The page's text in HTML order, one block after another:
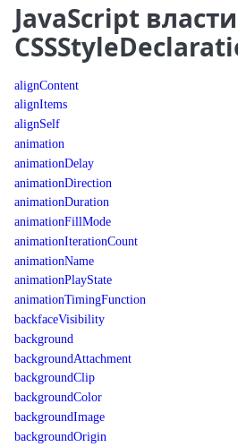
JavaScript
alignContent
alignItems
alignSelf
animation
animationDelay
animationDirection
animationDuration
animationFillMode
animationIterationCount
animationName
animationPlayState
animationTimingFunction
backfaceVisibility
background
backgroundAttachment
backgroundClip
backgroundColor
backgroundImage
backgroundOrigin